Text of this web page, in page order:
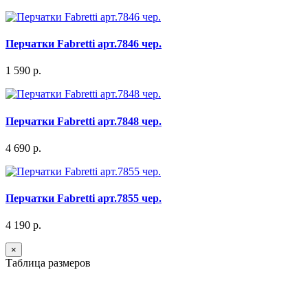
Перчатки Fabretti арт.7846 чер.
1 590 р.
Перчатки Fabretti арт.7848 чер.
4 690 р.
Перчатки Fabretti арт.7855 чер.
4 190 р.
×
Таблица размеров